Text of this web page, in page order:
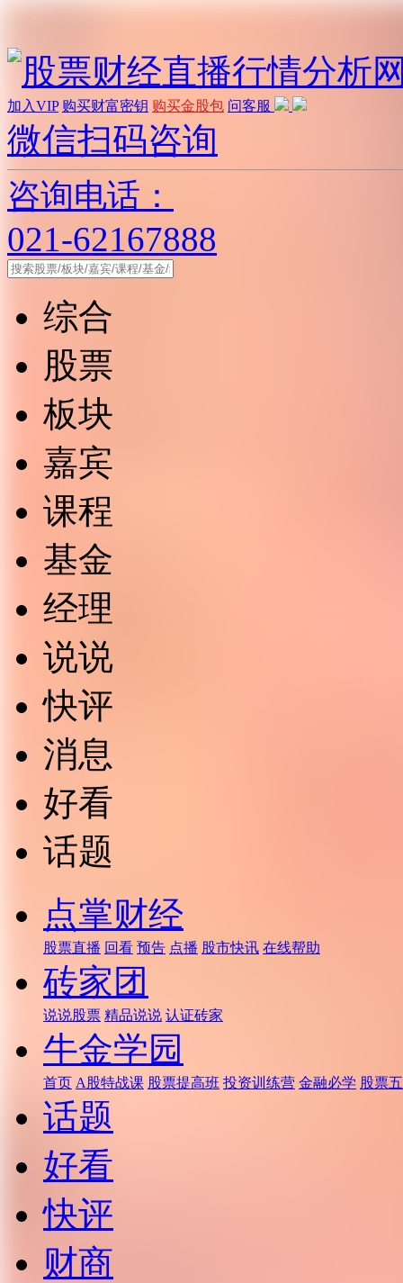
加入VIP 购买财富密钥 购买金股包 问客服
微信扫码咨询
咨询电话：
021-62167888
综合
股票
板块
嘉宾
课程
基金
经理
说说
快评
消息
好看
话题
点掌财经
股票直播 回看 预告 点播 股市快讯 在线帮助
砖家团
说说股票 精品说说 认证砖家
牛金学园
首页 A股特战课 股票提高班 投资训练营 金融必学 股票
话题
好看
快评
财商